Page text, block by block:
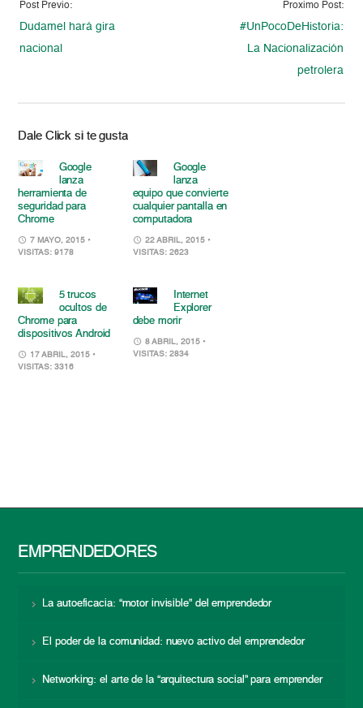
Post Previo:
Dudamel hará gira
nacional
Proximo Post:
#UnPocoDeHistoria:
La Nacionalización
petrolera
Dale Click si te gusta
Google
lanza
herramienta de
seguridad para
Chrome
7 MAYO, 2015 •
VISITAS: 9178
Google
lanza
equipo que convierte
cualquier pantalla en
computadora
22 ABRIL, 2015 •
VISITAS: 2623
5 trucos
ocultos de
Chrome para
dispositivos Android
17 ABRIL, 2015 •
VISITAS: 3316
Internet
Explorer
debe morir
8 ABRIL, 2015 •
VISITAS: 2834
EMPRENDEDORES
La autoeficacia: “motor invisible” del emprendedor
El poder de la comunidad: nuevo activo del emprendedor
Networking: el arte de la “arquitectura social” para emprender